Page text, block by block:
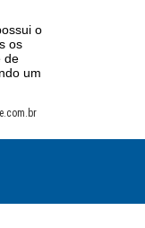
o
os
de
um